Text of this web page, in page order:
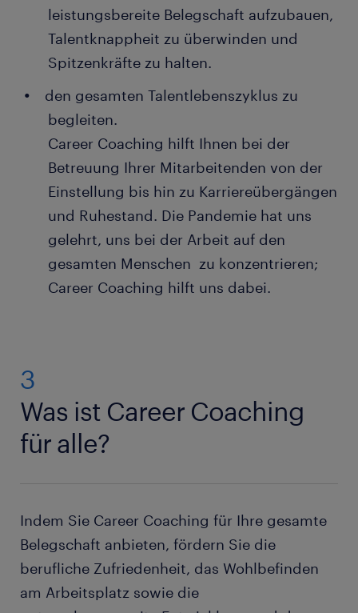
leistungsbereite Belegschaft aufzubauen,
Talentknappheit zu überwinden und
Spitzenkräfte zu halten.
den gesamten Talentlebenszyklus zu
begleiten.
Career Coaching hilft Ihnen bei der
Betreuung Ihrer Mitarbeitenden von der
Einstellung bis hin zu Karriereübergängen
und Ruhestand. Die Pandemie hat uns
gelehrt, uns bei der Arbeit auf den
gesamten Menschen zu konzentrieren;
Career Coaching hilft uns dabei.
3
Was ist Career Coaching
für alle?
Indem Sie Career Coaching für Ihre gesamte
Belegschaft anbieten, fördern Sie die
berufliche Zufriedenheit, das Wohlbefinden
am Arbeitsplatz sowie die